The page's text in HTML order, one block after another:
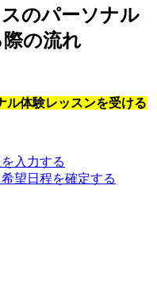
のパーソナル
の流れ
ル体験レッスンを受ける
入力する
望日程を確定する